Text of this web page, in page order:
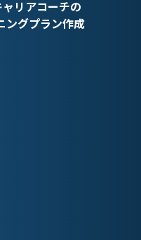
リアコーチの
ングプラン作成